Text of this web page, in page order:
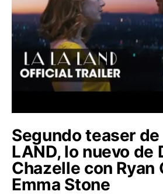
Segundo teaser
LAND, lo nuevo de
Chazelle con Ryan
Emma Stone